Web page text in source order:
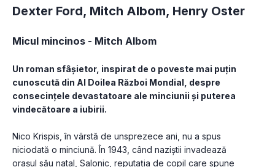
Dexter Ford, Mitch Albom, Henry Oster
Micul mincinos - Mitch Albom
Un roman sfâșietor, inspirat de o poveste mai puțin
cunoscută din Al Doilea Război Mondial, despre
consecințele devastatoare ale minciunii și puterea
vindecătoare a iubirii.
Nico Krispis, în vârstă de unsprezece ani, nu a spus
niciodată o minciună. În 1943, când naziștii invadează
orașul său natal, Salonic, reputația de copil care spune